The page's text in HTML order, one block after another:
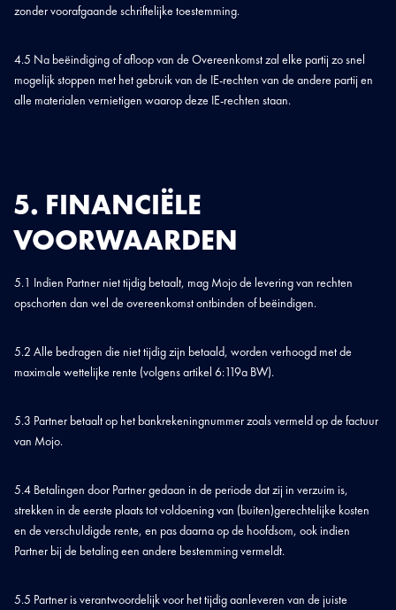
zonder voorafgaande schriftelijke toestemming.
4.5 Na beëindiging of afloop van de Overeenkomst zal elke partij zo snel
mogelijk stoppen met het gebruik van de IE-rechten van de andere partij en
alle materialen vernietigen waarop deze IE-rechten staan.
5. FINANCIËLE
VOORWAARDEN
5.1 Indien Partner niet tijdig betaalt, mag Mojo de levering van rechten
opschorten dan wel de overeenkomst ontbinden of beëindigen.
5.2 Alle bedragen die niet tijdig zijn betaald, worden verhoogd met de
maximale wettelijke rente (volgens artikel 6:119a BW).
5.3 Partner betaalt op het bankrekeningnummer zoals vermeld op de factuur
van Mojo.
5.4 Betalingen door Partner gedaan in de periode dat zij in verzuim is,
strekken in de eerste plaats tot voldoening van (buiten)gerechtelijke kosten
en de verschuldigde rente, en pas daarna op de hoofdsom, ook indien
Partner bij de betaling een andere bestemming vermeldt.
5.5 Partner is verantwoordelijk voor het tijdig aanleveren van de juiste